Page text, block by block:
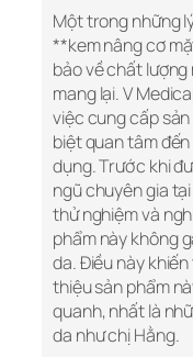
Một trong những
**kem nâng cơ
bảo về chất lượng
mang lại. V
việc cung cấp
biệt quan tâm
dụng. Trước khi
ngũ chuyên gia
thử nghiệm và
phẩm này không
da. Điều này
thiệu sản phẩm
quanh, nhất là
da như chị Hằng.